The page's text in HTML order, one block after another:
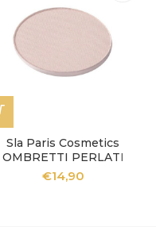
Sla Paris Cosmetics
OMBRETTI PERLATI
€14,90